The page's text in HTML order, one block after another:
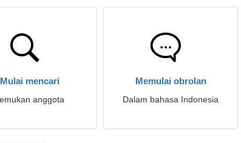
Mulai mencari
anggota
Memulai obrolan
Dalam bahasa Indonesia